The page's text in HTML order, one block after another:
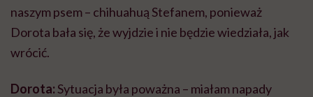
naszym psem – chihuahuą Stefanem, ponieważ
Dorota bała się, że wyjdzie i nie będzie wiedziała, jak
wrócić.
Dorota:Sytuacja była poważna – miałam napady